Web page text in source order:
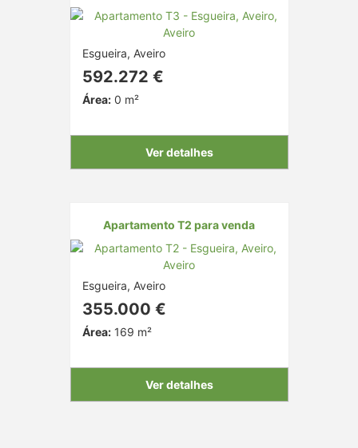
Esgueira, Aveiro
592.272 €
Área:0 m²
Ver detalhes
Apartamento T2 para venda
Esgueira, Aveiro
355.000 €
Área:169 m²
Ver detalhes